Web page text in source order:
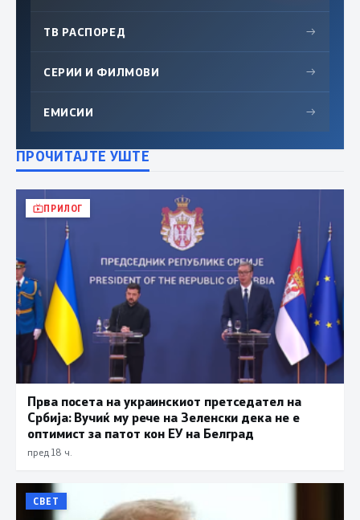
ТВ РАСПОРЕД →
СЕРИИ И ФИЛМОВИ →
ЕМИСИИ →
ПРОЧИТАЈТЕ УШТЕ
ПРИЛОГ
Прва посета на украинскиот претседател на
Србија: Вучиќ му рече на Зеленски дека не е
оптимист за патот кон ЕУ на Белград
пред 18 ч.
СВЕТ